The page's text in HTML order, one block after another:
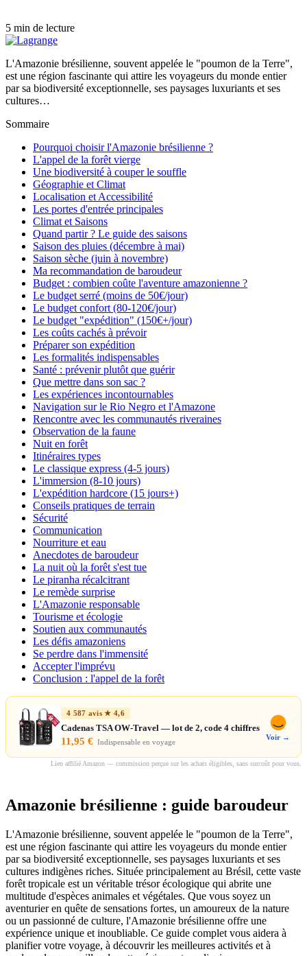
5 min de lecture
L'Amazonie brésilienne, souvent appelée le "poumon de la Terre",
est une région fascinante qui attire les voyageurs du monde entier
par sa biodiversité exceptionnelle, ses paysages luxuriants et ses
cultures…
Sommaire
Pourquoi choisir l'Amazonie brésilienne ?
L'appel de la forêt vierge
Une biodiversité à couper le souffle
Géographie et Climat
Localisation et Accessibilité
Les portes d'entrée principales
Climat et Saisons
Quand partir ? Le guide des saisons
Saison des pluies (décembre à mai)
Saison sèche (juin à novembre)
Ma recommandation de baroudeur
Budget : combien coûte l'aventure amazonienne ?
Le budget serré (moins de 50€/jour)
Le budget confort (80-120€/jour)
Le budget "expédition" (150€+/jour)
Les coûts cachés à prévoir
Préparer son expédition
Les formalités indispensables
Santé : prévenir plutôt que guérir
Que mettre dans son sac ?
Les expériences incontournables
Navigation sur le Rio Negro et l'Amazone
Rencontre avec les communautés riveraines
Observation de la faune
Nuit en forêt
Itinéraires types
Le classique express (4-5 jours)
L'immersion (8-10 jours)
L'expédition hardcore (15 jours+)
Conseils pratiques de terrain
Sécurité
Communication
Nourriture et eau
Anecdotes de baroudeur
La nuit où la forêt s'est tue
Le piranha récalcitrant
Le remède surprise
L'Amazonie responsable
Tourisme et écologie
Soutien aux communautés
Les défis amazoniens
Se perdre dans l'immensité
Accepter l'imprévu
Conclusion : l'appel de la forêt
4 587 avis ★ 4,6
Cadenas TSA OW-Travel — lot de 2, code 4 chiffres
11,95 € Indispensable en voyage
Voir →
Lien affilié Amazon — commission perçue sur les achats éligibles, sans surcoût pour vous.
Amazonie brésilienne : guide baroudeur
L'Amazonie brésilienne, souvent appelée le "poumon de la Terre",
est une région fascinante qui attire les voyageurs du monde entier
par sa biodiversité exceptionnelle, ses paysages luxuriants et ses
cultures indigènes riches. Située principalement au Brésil, cette vaste
forêt tropicale est un véritable trésor écologique qui abrite une
multitude d'espèces animales et végétales. Que vous soyez un
aventurier en quête de sensations fortes, un amoureux de la nature
ou un passionné de culture, l'Amazonie brésilienne offre une
expérience unique et inoubliable. Ce guide complet vous aidera à
planifier votre voyage, à découvrir les meilleures activités et à